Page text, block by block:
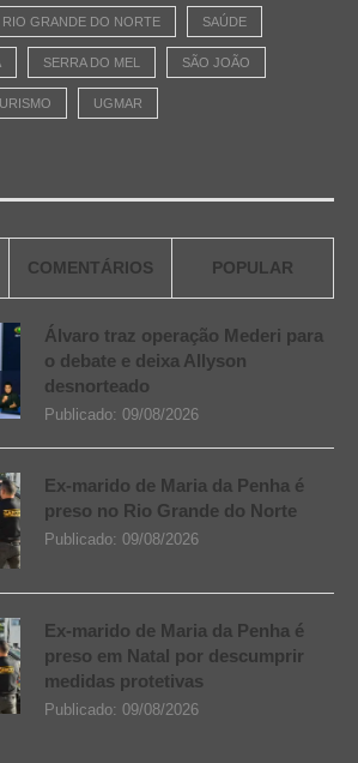
RIO GRANDE DO NORTE SAÚDE
SERRA DO MEL SÃO JOÃO
UGMAR
COMENTÁRIOS POPULAR
Álvaro traz operação Mederi para
o debate e deixa Allyson
desnorteado
Publicado: 09/08/2026
Ex-marido de Maria da Penha é
preso no Rio Grande do Norte
Publicado: 09/08/2026
Ex-marido de Maria da Penha é
preso em Natal por descumprir
medidas protetivas
Publicado: 09/08/2026